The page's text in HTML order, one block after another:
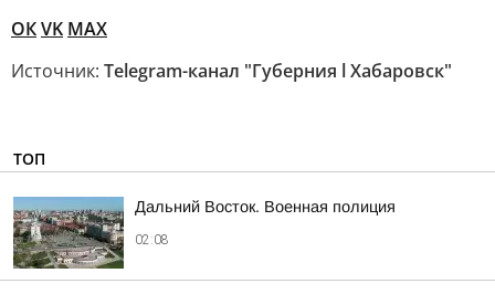
ОКVK MAX
Источник: Telegram-канал "Губерния l Хабаровск"
ТОП
Дальний Восток. Военная полиция
02:08